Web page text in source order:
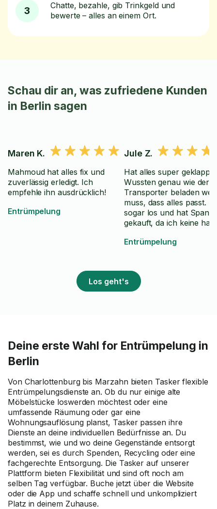
3
Chatte, bezahle, gib Trinkgeld und
bewerte – alles an einem Ort.
Schau dir an, was zufriedene Kunden
in Berlin sagen
Maren K.
Mahmoud hat alles fix und
zuverlässig erledigt. Ich
empfehle ihn ausdrücklich!
Entrümpelung
Jule Z.
Hat alles super geklappt.
Wussten genau wie der
Transporter beladen
muss, dass alles passt.
sogar los und hat
gekauft, da ich keine
Entrümpelung
Los geht's
Deine erste Wahl for Entrümpelung in
Berlin
Von Charlottenburg bis Marzahn bieten Tasker flexible
Entrümpelungsdienste an. Ob du nur einige alte
Möbelstücke loswerden möchtest oder eine
umfassende Räumung oder gar eine
Wohnungsauflösung planst, Tasker passen ihre
Dienste an deine individuellen Bedürfnisse an. Du
bestimmst, wie und wo deine Gegenstände entsorgt
werden, sei es durch Spenden, Recycling oder eine
fachgerechte Entsorgung. Die Tasker auf unserer
Plattform bieten Flexibilität und sind oft noch am
selben Tag verfügbar. Buche jetzt über die Website
oder die App und schaffe schnell und unkompliziert
Platz in deinem Zuhause.